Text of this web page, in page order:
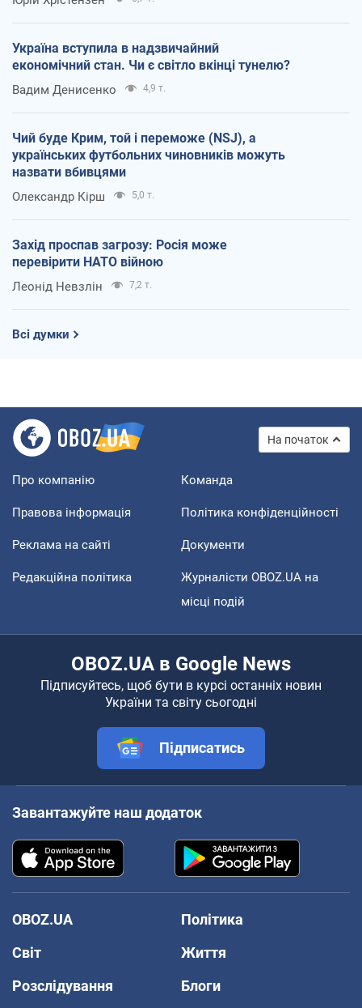
Україна вступила в надзвичайний
економічний стан. Чи є світло вкінці тунелю?
Вадим Денисенко 4,9 т.
Чий буде Крим, той і переможе (NSJ), а
українських футбольних чиновників можуть
назвати вбивцями
Олександр Кірш 5,0 т.
Захід проспав загрозу: Росія може
перевірити НАТО війною
Леонід Невзлін 7,2 т.
Всі думки
На початок
Про компанію Команда
Правова інформація Політика конфіденційності
Реклама на сайті Документи
Редакційна політика
Журналісти OBOZ.UA на
місці подій
OBOZ.UA в Google News
Підписуйтесь, щоб бути в курсі останніх новин
України та світу сьогодні
Підписатись
Завантажуйте наш додаток
OBOZ.UA
Політика
Світ
Життя
Розслідування
Блоги